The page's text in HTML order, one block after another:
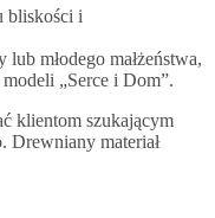
bliskości i
młodego małżeństwa,
„Serce i Dom”.
klientom szukającym
Drewniany materiał